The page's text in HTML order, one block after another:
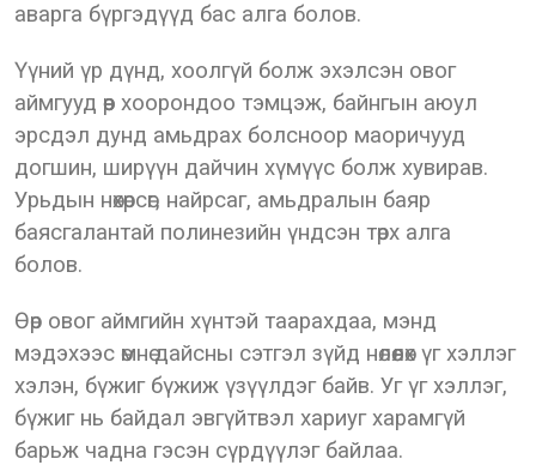
аварга бүргэдүүд бас алга болов.
Үүний үр дүнд, хоолгүй болж эхэлсэн овог
аймгууд өөр хоорондоо тэмцэж, байнгын аюул
эрсдэл дунд амьдрах болсноор маоричууд
догшин, ширүүн дайчин хүмүүс болж хувирав.
Урьдын нөхөрсөг, найрсаг, амьдралын баяр
баясгалантай полинезийн үндсэн төрх алга
болов.
Өөр овог аймгийн хүнтэй таарахдаа, мэнд
мэдэхээс өмнө дайсны сэтгэл зүйд нөлөөлөх үг хэллэг
хэлэн, бүжиг бүжиж үзүүлдэг байв. Уг үг хэллэг,
бүжиг нь байдал эвгүйтвэл хариуг харамгүй
барьж чадна гэсэн сүрдүүлэг байлаа.